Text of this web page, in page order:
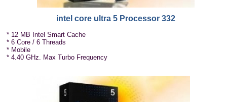
intel core ultra 5 Processor 332
* 12 MB Intel Smart Cache
* 6 Core / 6 Threads
* Mobile
* 4.40 GHz. Max Turbo Frequency